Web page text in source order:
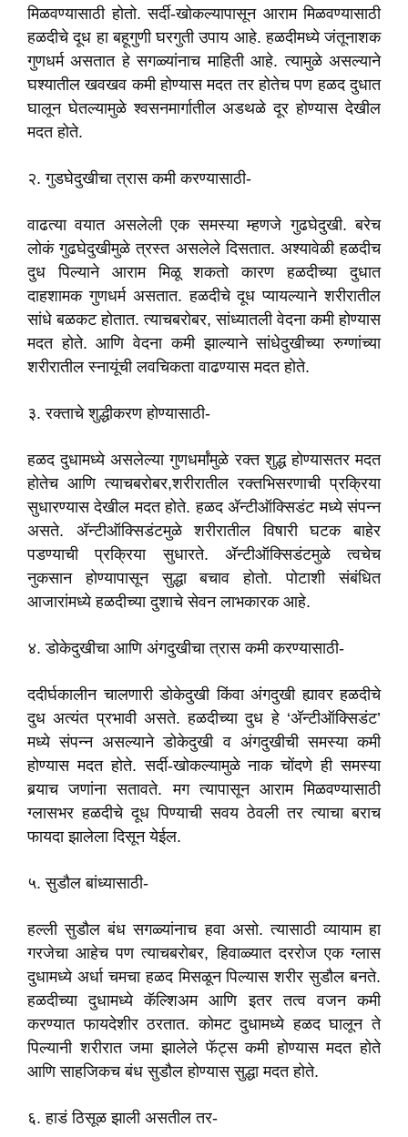
मिळवण्यासाठी होतो. सर्दी-खोकल्यापासून आराम मिळवण्यासाठी
हळदीचे दूध हा बहूगुणी घरगुती उपाय आहे. हळदीमध्ये जंतूनाशक
गुणधर्म असतात हे सगळ्यांनाच माहिती आहे. त्यामुळे असल्याने
घश्यातील खवखव कमी होण्यास मदत तर होतेच पण हळद दुधात
घालून घेतल्यामुळे श्वसनमार्गातील अडथळे दूर होण्यास देखील
मदत होते.
२. गुडघेदुखीचा त्रास कमी करण्यासाठी-
वाढत्या वयात असलेली एक समस्या म्हणजे गुढघेदुखी. बरेच
लोकं गुढघेदुखीमुळे त्रस्त असलेले दिसतात. अश्यावेळी हळदीच
दुध पिल्याने आराम मिळू शकतो कारण हळदीच्या दुधात
दाहशामक गुणधर्म असतात. हळदीचे दूध प्यायल्याने शरीरातील
सांधे बळकट होतात. त्याचबरोबर, सांध्यातली वेदना कमी होण्यास
मदत होते. आणि वेदना कमी झाल्याने सांधेदुखीच्या रुग्णांच्या
शरीरातील स्नायूंची लवचिकता वाढण्यास मदत होते.
३. रक्ताचे शुद्धीकरण होण्यासाठी-
हळद दुधामध्ये असलेल्या गुणधर्मांमुळे रक्त शुद्ध होण्यासतर मदत
होतेच आणि त्याचबरोबर,शरीरातील रक्तभिसरणाची प्रक्रिया
सुधारण्यास देखील मदत होते. हळद अ‍ॅन्टीऑक्सिडंट मध्ये संपन्न
असते. अ‍ॅन्टीऑक्सिडंटमुळे शरीरातील विषारी घटक बाहेर
पडण्याची प्रक्रिया सुधारते. अ‍ॅन्टीऑक्सिडंटमुळे त्वचेच
नुकसान होण्यापासून सुद्धा बचाव होतो. पोटाशी संबंधित
आजारांमध्ये हळदीच्या दुशाचे सेवन लाभकारक आहे.
४. डोकेदुखीचा आणि अंगदुखीचा त्रास कमी करण्यासाठी-
ददीर्घकालीन चालणारी डोकेदुखी किंवा अंगदुखी ह्यावर हळदीचे
दुध अत्यंत प्रभावी असते. हळदीच्या दुध हे ‘अ‍ॅन्टीऑक्सिडंट’
मध्ये संपन्न असल्याने डोकेदुखी व अंगदुखीची समस्या कमी
होण्यास मदत होते. सर्दी-खोकल्यामुळे नाक चोंदणे ही समस्या
बर्‍याच जणांना सतावते. मग त्यापासून आराम मिळवण्यासाठी
ग्लासभर हळदीचे दूध पिण्याची सवय ठेवली तर त्याचा बराच
फायदा झालेला दिसून येईल.
५. सुडौल बांध्यासाठी-
हल्ली सुडौल बंध सगळ्यांनाच हवा असो. त्यासाठी व्यायाम हा
गरजेचा आहेच पण त्याचबरोबर, हिवाळ्यात दररोज एक ग्लास
दुधामध्ये अर्धा चमचा हळद मिसळून पिल्यास शरीर सुडौल बनते.
हळदीच्या दुधामध्ये कॅल्शिअम आणि इतर तत्व वजन कमी
करण्यात फायदेशीर ठरतात. कोमट दुधामध्ये हळद घालून ते
पिल्यानी शरीरात जमा झालेले फॅट्स कमी होण्यास मदत होते
आणि साहजिकच बंध सुडौल होण्यास सुद्धा मदत होते.
६. हाडं ठिसूळ झाली असतील तर-